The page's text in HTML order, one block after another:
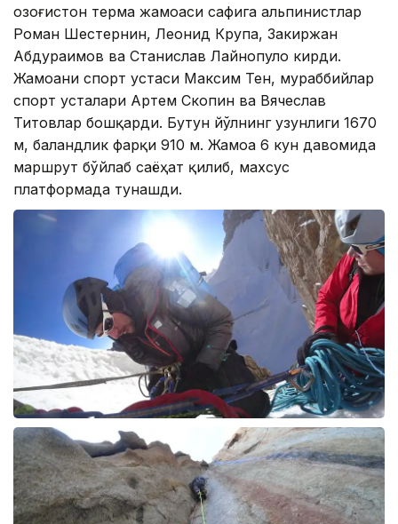
Қозоғистон терма жамоаси сафига альпинистлар
Роман Шестернин, Леонид Крупа, Закиржан
Абдураимов ва Станислав Лайнопуло кирди.
Жамоани спорт устаси Максим Тен, мураббийлар
спорт усталари Артем Скопин ва Вячеслав
Титовлар бошқарди. Бутун йўлнинг узунлиги 1670
м, баландлик фарқи 910 м. Жамоа 6 кун давомида
маршрут бўйлаб саёҳат қилиб, махсус
платформада тунашди.